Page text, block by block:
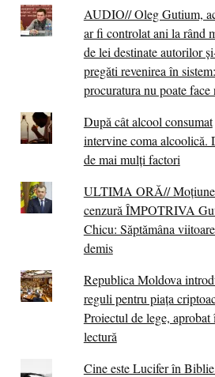
AUDIO// Oleg Gutium,
ar fi controlat ani la rând
de lei destinate autorilor
pregăti revenirea în
procuratura nu poate face
După cât alcool consumat
intervine coma alcoolică.
de mai mulți factori
ULTIMA ORĂ//
cenzură ÎMPOTRIVA
Chicu: Săptămâna
demis
Republica Moldova
reguli pentru piața
Proiectul de lege, aprobat
lectură
Cine este Lucifer în